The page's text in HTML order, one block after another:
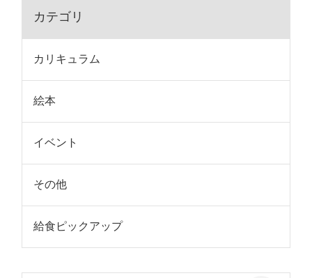
カテゴリ
カリキュラム
絵本
イベント
その他
給食ピックアップ